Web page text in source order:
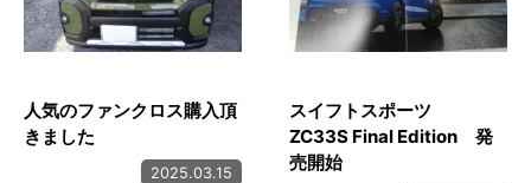
人気のファンクロス購入頂
きました
2025.03.15
スイフトスポーツ
ZC33S Final Edition 発
売開始